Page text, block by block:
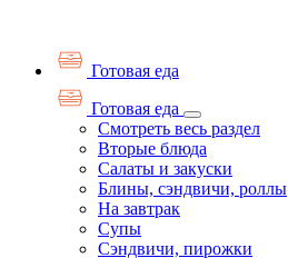
Готовая еда
Готовая еда
Смотреть весь раздел
Вторые блюда
Салаты и закуски
Блины, сэндвичи, роллы
На завтрак
Супы
Сэндвичи, пирожки